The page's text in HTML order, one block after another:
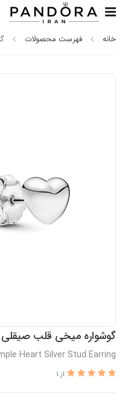
خانه فهرست محصولات
گوشواره میخی قلب صیقلی
Heart Silver Stud Earring
از 1